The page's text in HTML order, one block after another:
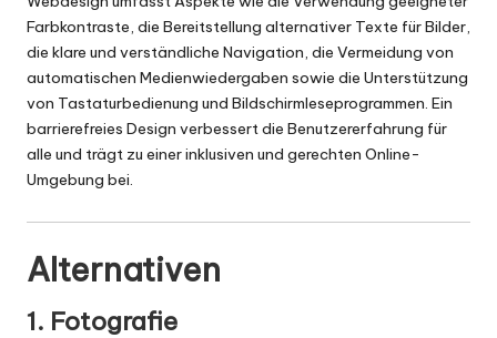
Farbkontraste, die Bereitstellung alternativer Texte für Bilder,
die klare und verständliche Navigation, die Vermeidung von
automatischen Medienwiedergaben sowie die Unterstützung
von Tastaturbedienung und Bildschirmleseprogrammen. Ein
barrierefreies Design verbessert die Benutzererfahrung für
alle und trägt zu einer inklusiven und gerechten Online-
Umgebung bei.
Alternativen
1. Fotografie